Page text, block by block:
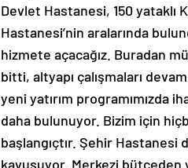
Devlet Hastanesi, 150 yataklı
Hastanesi’nin aralarında
hizmete açacağız. Buradan
bitti, altyapı çalışmaları
yeni yatırım programımızda
daha bulunuyor. Bizim için
başlangıçtır. Şehir Hastanesi
kavuşuyor. Merkezi bütçeden